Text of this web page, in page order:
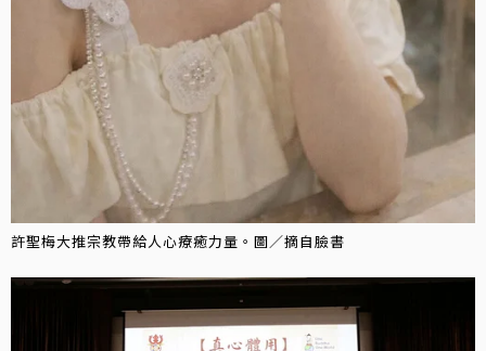
許聖梅大推宗教帶給人心療癒力量。圖／摘自臉書